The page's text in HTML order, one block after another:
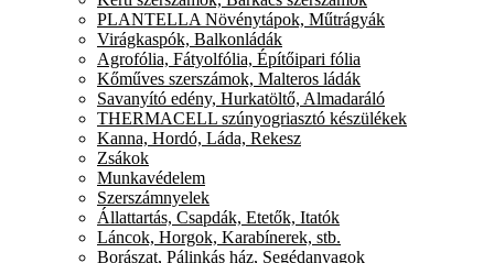
PLANTELLA Növénytápok, Műtrágyák
Virágkaspók, Balkonládák
Agrofólia, Fátyolfólia, Építőipari fólia
Kőműves szerszámok, Malteros ládák
Savanyító edény, Hurkatöltő, Almadaráló
THERMACELL szúnyogriasztó készülékek
Kanna, Hordó, Láda, Rekesz
Zsákok
Munkavédelem
Szerszámnyelek
Állattartás, Csapdák, Etetők, Itatók
Láncok, Horgok, Karabínerek, stb.
Borászat, Pálinkás ház, Segédanyagok